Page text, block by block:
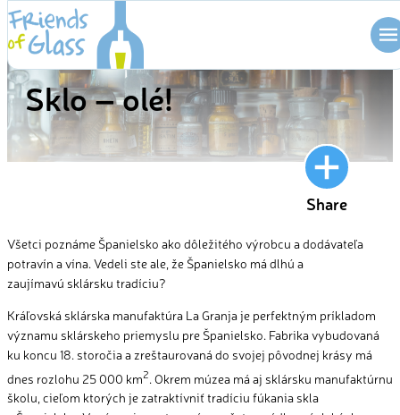
Skip
to
content
BLOG
Sklo – olé!
Share
Všetci poznáme Španielsko ako dôležitého výrobcu a dodávateľa
potravín a vína. Vedeli ste ale, že Španielsko má dlhú a
zaujímavú sklársku tradíciu?
Kráľovská sklárska manufaktúra La Granja je perfektným príkladom
významu sklárskeho priemyslu pre Španielsko. Fabrika vybudovaná
ku koncu 18. storočia a zreštaurovaná do svojej pôvodnej krásy má
dnes rozlohu 25 000 km2 . Okrem múzea má aj sklársku manufaktúrnu
školu, cieľom ktorých je zatraktívniť tradíciu fúkania skla